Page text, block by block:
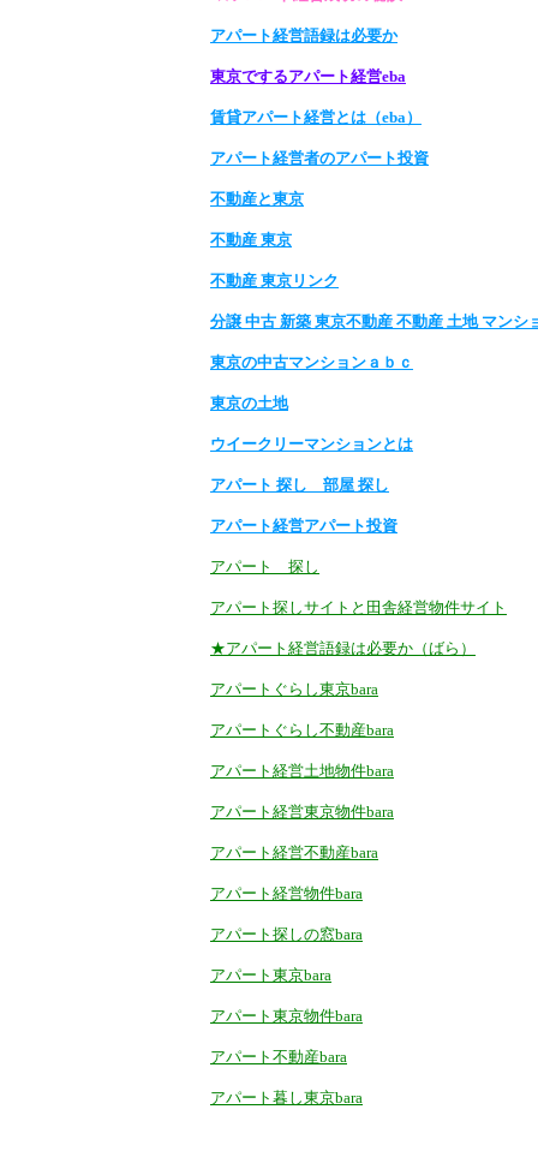
アパート経営語録は必要か
東京でするアパート経営eba
賃貸アパート経営とは（eba）
アパート経営者のアパート投資
不動産と東京
不動産 東京
不動産 東京リンク
分譲 中古 新築 東京不動産 不動産 土地 マンシ
東京の中古マンションａｂｃ
東京の土地
ウイークリーマンションとは
アパート 探し 部屋 探し
アパート経営アパート投資
アパート 探し
アパート探しサイトと田舎経営物件サイト
★アパート経営語録は必要か（ばら）
アパートぐらし東京bara
アパートぐらし不動産bara
アパート経営土地物件bara
アパート経営東京物件bara
アパート経営不動産bara
アパート経営物件bara
アパート探しの窓bara
アパート東京bara
アパート東京物件bara
アパート不動産bara
アパート暮し東京bara